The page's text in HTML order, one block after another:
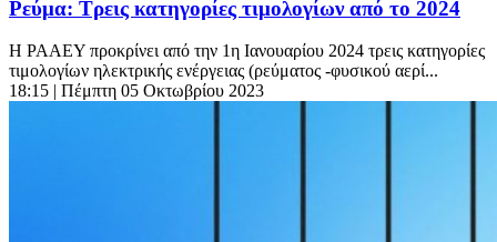
Ρεύμα: Τρεις κατηγορίες τιμολογίων από το 2024
Η ΡΑΑΕΥ προκρίνει από την 1η Ιανουαρίου 2024 τρεις κατηγορίες
τιμολογίων ηλεκτρικής ενέργειας (ρεύματος -φυσικού αερί...
18:15 | Πέμπτη 05 Οκτωβρίου 2023